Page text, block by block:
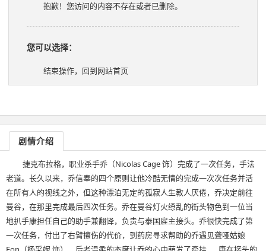
抱歉！您访问的内容不存在或者已删除。
您可以选择：
结束操作，回到网站首页
剧情介绍
捷克布拉格，职业杀手乔（Nicolas Cage 饰）完成了一次任务，手法
老道。长久以来，乔信奉的四个原则让他冷酷无情的完成一次次任务并活
在所有人的视线之外，但这种漂泊无定的孤寂人生教人厌倦，乔决定前往
曼谷，在那里完成最后四次任务。乔在曼谷灯火缭乱的街头物色到一位当
地扒手康担任自己的助手兼翻译，负责与泰国雇主接头。乔很快完成了第
一次任务，付出了右臂擦伤的代价，到药房寻求帮助的乔遇见聋哑姑娘